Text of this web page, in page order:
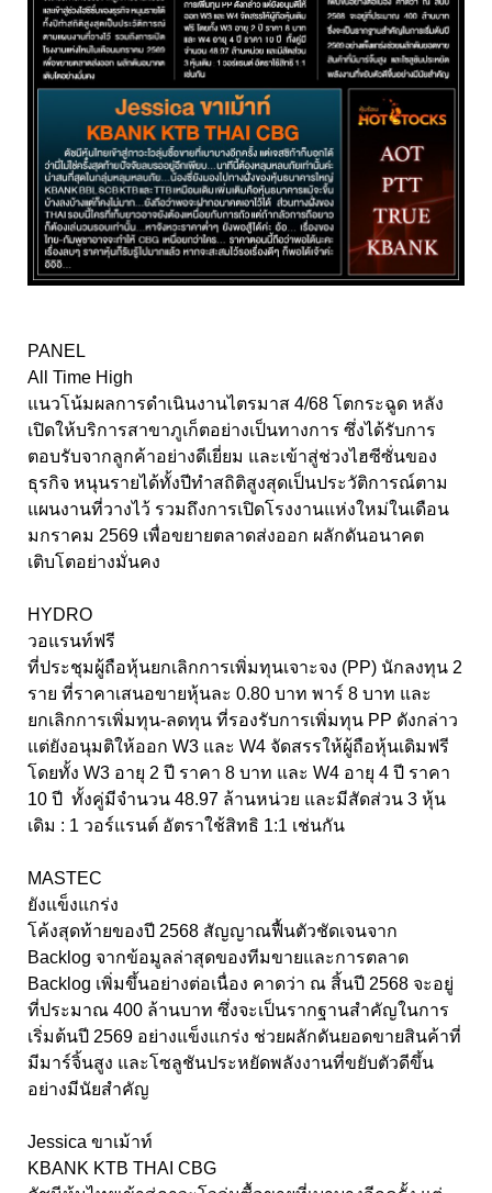
PANEL
All Time High
แนวโน้มผลการดำเนินงานไตรมาส 4/68 โตกระฉูด หลัง
เปิดให้บริการสาขาภูเก็ตอย่างเป็นทางการ ซึ่งได้รับการ
ตอบรับจากลูกค้าอย่างดีเยี่ยม และเข้าสู่ช่วงไฮซีซั่นของ
ธุรกิจ หนุนรายได้ทั้งปีทำสถิติสูงสุดเป็นประวัติการณ์ตาม
แผนงานที่วางไว้ รวมถึงการเปิดโรงงานแห่งใหม่ในเดือน
มกราคม 2569 เพื่อขยายตลาดส่งออก ผลักดันอนาคต
เติบโตอย่างมั่นคง
HYDRO
วอแรนท์ฟรี
ที่ประชุมผู้ถือหุ้นยกเลิกการเพิ่มทุนเจาะจง (PP) นักลงทุน 2
ราย ที่ราคาเสนอขายหุ้นละ 0.80 บาท พาร์ 8 บาท และ
ยกเลิกการเพิ่มทุน-ลดทุน ที่รองรับการเพิ่มทุน PP ดังกล่าว
แต่ยังอนุมติให้ออก W3 และ W4 จัดสรรให้ผู้ถือหุ้นเดิมฟรี
โดยทั้ง W3 อายุ 2 ปี ราคา 8 บาท และ W4 อายุ 4 ปี ราคา
10 ปี ทั้งคู่มีจำนวน 48.97 ล้านหน่วย และมีสัดส่วน 3 หุ้น
เดิม : 1 วอร์แรนต์ อัตราใช้สิทธิ 1:1 เช่นกัน
MASTEC
ยังแข็งแกร่ง
โค้งสุดท้ายของปี 2568 สัญญาณฟื้นตัวชัดเจนจาก
Backlog จากข้อมูลล่าสุดของทีมขายและการตลาด
Backlog เพิ่มขึ้นอย่างต่อเนื่อง คาดว่า ณ สิ้นปี 2568 จะอยู่
ที่ประมาณ 400 ล้านบาท ซึ่งจะเป็นรากฐานสำคัญในการ
เริ่มต้นปี 2569 อย่างแข็งแกร่ง ช่วยผลักดันยอดขายสินค้าที่
มีมาร์จิ้นสูง และโซลูชันประหยัดพลังงานที่ขยับตัวดีขึ้น
อย่างมีนัยสำคัญ
Jessica ขาเม้าท์
KBANK KTB THAI CBG